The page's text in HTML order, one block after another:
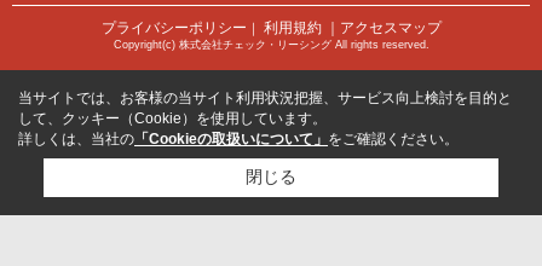
プライバシーポリシー ｜ 利用規約 ｜アクセスマップ
Copyright(c) 株式会社チェック・リーシング All rights reserved.
当サイトでは、お客様の当サイト利用状況把握、サービス向上検討を目的と
して、クッキー（Cookie）を使用しています。
詳しくは、当社の 「Cookieの取扱いについて」 をご確認ください。
閉じる